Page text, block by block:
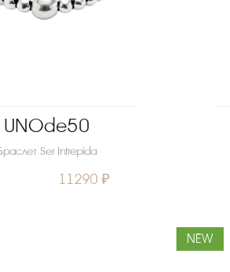
UNOde50
Ser Intrepida
11290 ₽
NEW